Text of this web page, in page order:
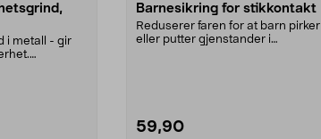
i metall - gir
Barnesikring for stikkontakt
Reduserer faren for at barn pirker
eller putter gjenstander i
59,90